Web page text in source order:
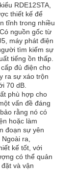
RDE12STA,
thiết kế để
tĩnh trong nhiều
nguồn gốc từ
máy phát điện
tìm kiếm sự
tiếng ồn thấp.
đủ điện cho
ra sự xáo trộn
70 dB.
phù hợp cho
vấn đề đáng
rằng nó có
hoặc làm
đoạn sự yên
ra,
kế tốt, với
có thể quản
và vận